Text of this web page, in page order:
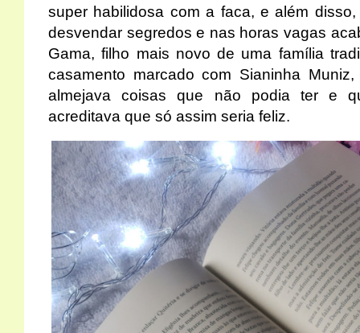
super habilidosa com a faca, e além
desvendar segredos e nas horas vagas
Gama, filho mais novo de uma família
casamento marcado com Sianinha
almejava coisas que não podia ter e
acreditava que só assim seria feliz.